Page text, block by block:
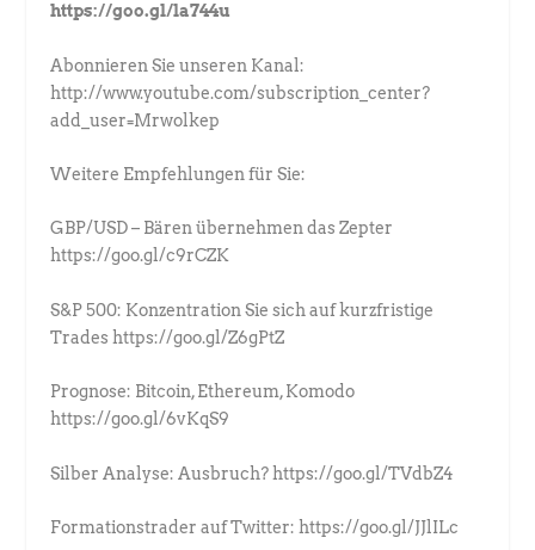
https://goo.gl/la744u
Abonnieren Sie unseren Kanal:
http://www.youtube.com/subscription_center?
add_user=Mrwolkep
Weitere Empfehlungen für Sie:
GBP/USD – Bären übernehmen das Zepter
https://goo.gl/c9rCZK
S&P 500: Konzentration Sie sich auf kurzfristige
Trades https://goo.gl/Z6gPtZ
Prognose: Bitcoin, Ethereum, Komodo
https://goo.gl/6vKqS9
Silber Analyse: Ausbruch? https://goo.gl/TVdbZ4
Formationstrader auf Twitter: https://goo.gl/JJlILc